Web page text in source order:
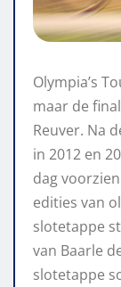
Olympia’s
maar de
Reuver. Na
in 2012 en
dag
edities van
slotetappe
van Baarle
slotetappe